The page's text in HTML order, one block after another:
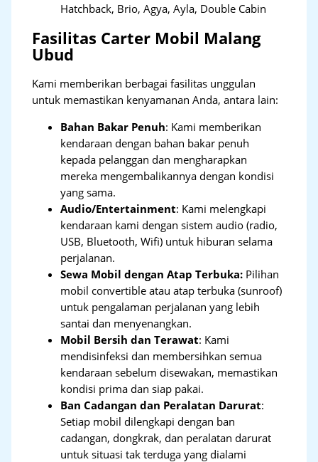
Hatchback, Brio, Agya, Ayla, Double Cabin
Fasilitas Carter Mobil Malang
Ubud
Kami memberikan berbagai fasilitas unggulan
untuk memastikan kenyamanan Anda, antara lain:
Bahan Bakar Penuh: Kami memberikan
kendaraan dengan bahan bakar penuh
kepada pelanggan dan mengharapkan
mereka mengembalikannya dengan kondisi
yang sama.
Audio/Entertainment: Kami melengkapi
kendaraan kami dengan sistem audio (radio,
USB, Bluetooth, Wifi) untuk hiburan selama
perjalanan.
Sewa Mobil dengan Atap Terbuka: Pilihan
mobil convertible atau atap terbuka (sunroof)
untuk pengalaman perjalanan yang lebih
santai dan menyenangkan.
Mobil Bersih dan Terawat: Kami
mendisinfeksi dan membersihkan semua
kendaraan sebelum disewakan, memastikan
kondisi prima dan siap pakai.
Ban Cadangan dan Peralatan Darurat:
Setiap mobil dilengkapi dengan ban
cadangan, dongkrak, dan peralatan darurat
untuk situasi tak terduga yang dialami